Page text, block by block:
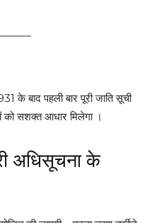
के बाद पहली बार पूरी जाति सूची
को सशक्त आधार मिलेगा ।
अधिसूचना के